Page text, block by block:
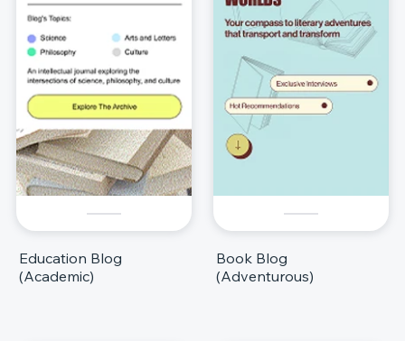
Education Blog
(Academic)
Book Blog
(Adventurous)